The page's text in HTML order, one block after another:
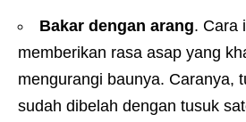
Bakar dengan arang. Cara
memberikan rasa asap yang
mengurangi baunya. Caranya,
sudah dibelah dengan tusuk